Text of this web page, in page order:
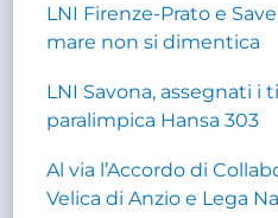
LNI Firenze-Prato e
mare non si dimentica
LNI Savona, assegnati i
paralimpica Hansa 303
Al via l’Accordo di
Velica di Anzio e Lega